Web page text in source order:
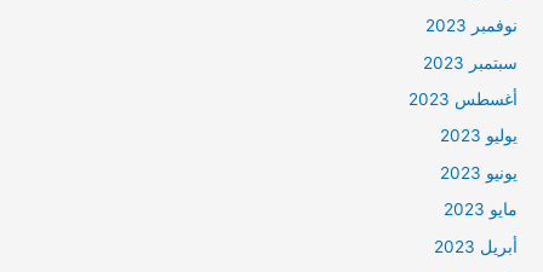
نوفمبر 2023
سبتمبر 2023
أغسطس 2023
يوليو 2023
يونيو 2023
مايو 2023
أبريل 2023